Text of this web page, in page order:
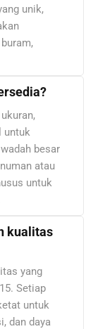
unik,
untuk
besar
atau
untuk
kualitas
yang
Setiap
untuk
dan daya